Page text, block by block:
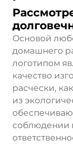
Основой
домашнего
логотипом
качество
расчески,
из
соблюдении